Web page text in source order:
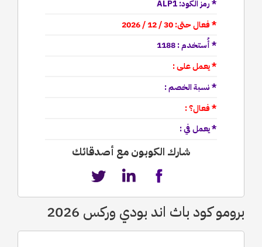
* رمز الكود: ALP1
* فعال حتى: 30 / 12 / 2026
* أُستخدم : 1188
* يعمل على :
* نسبة الخصم :
* فعال؟ :
* يعمل في :
شارك الكوبون مع أصدقائك
برومو كود باث اند بودي وركس 2026